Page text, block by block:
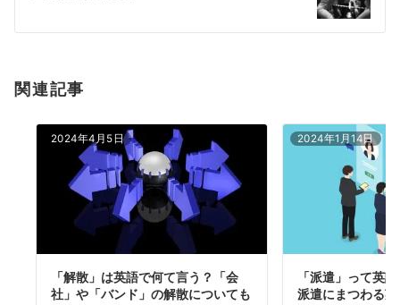
ン
関連記事
2024年4月5日
「解散」は英語で何て言う？「会
社」や「バンド」の解散についても
2024年1月14日
「派遣」って英
派遣にまつわる